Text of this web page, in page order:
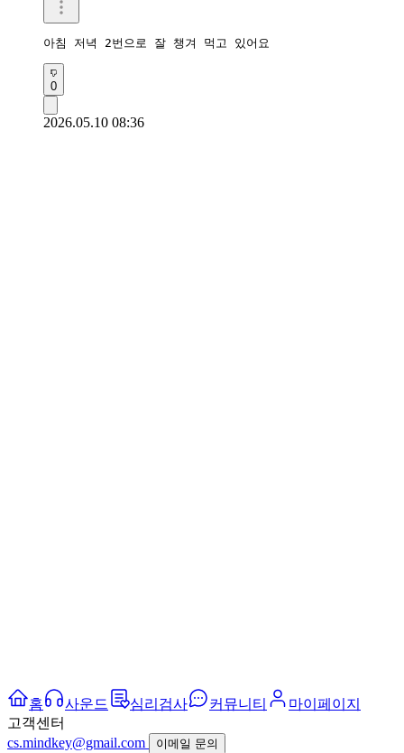
아침 저녁 2번으로 잘 챙겨 먹고 있어요
0
2026.05.10 08:36
홈 사운드 심리검사 커뮤니티
마이페이지
고객센터
cs.mindkey@gmail.com
이메일 문의